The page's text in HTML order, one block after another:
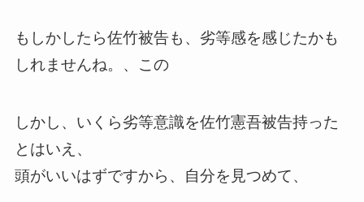
もしかしたら佐竹被告も、劣等感を感じたかも
しれませんね。、この
しかし、いくら劣等意識を佐竹憲吾被告持った
とはいえ、
頭がいいはずですから、自分を見つめて、